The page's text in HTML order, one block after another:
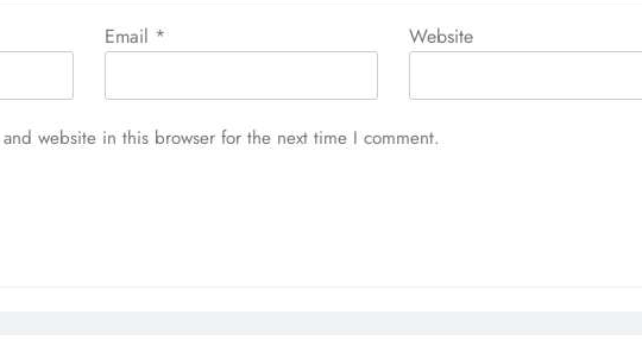
Email * Website
website in this browser for the next time I comment.